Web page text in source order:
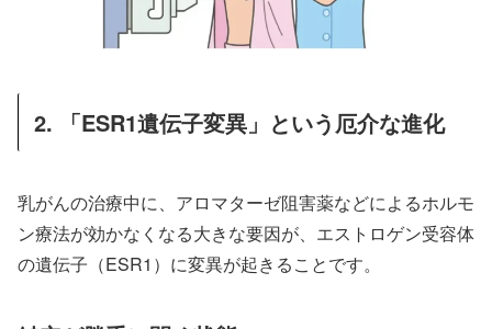
2. 「ESR1遺伝子変異」という厄介な進化
乳がんの治療中に、アロマターゼ阻害薬などによるホルモ
ン療法が効かなくなる大きな要因が、エストロゲン受容体
の遺伝子（ESR1）に変異が起きることです。